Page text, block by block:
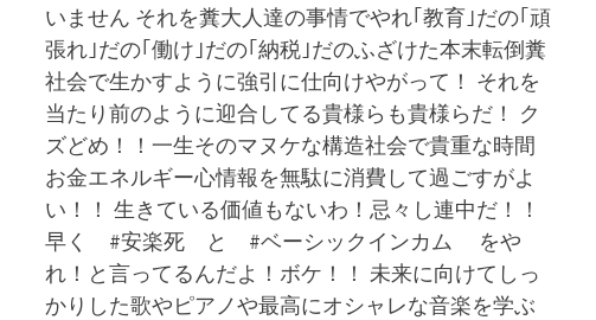
いません それを糞大人達の事情でやれ｢教育｣だの｢頑
張れ｣だの｢働け｣だの｢納税｣だのふざけた本末転倒糞
社会で生かすように強引に仕向けやがって！ それを
当たり前のように迎合してる貴様らも貴様らだ！ ク
ズどめ！！一生そのマヌケな構造社会で貴重な時間
お金エネルギー心情報を無駄に消費して過ごすがよ
い！！ 生きている価値もないわ！忌々し連中だ！！
早く #安楽死 と #ベーシックインカム をや
れ！と言ってるんだよ！ボケ！！ 未来に向けてしっ
かりした歌やピアノや最高にオシャレな音楽を学ぶ